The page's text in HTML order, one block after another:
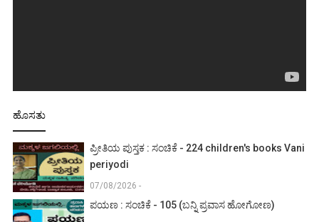
ಹೊಸತು
ಪ್ರೀತಿಯ ಪುಸ್ತಕ : ಸಂಚಿಕೆ - 224 children's books Vani
periyodi
07/08/2026 -
ಪಯಣ : ಸಂಚಿಕೆ - 105 (ಬನ್ನಿ ಪ್ರವಾಸ ಹೋಗೋಣ)